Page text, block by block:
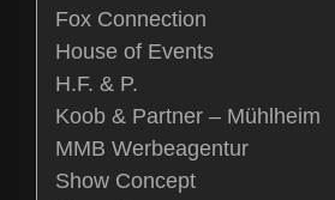
Fox Connection
House of Events
H.F. & P.
Koob & Partner – Mühlheim
MMB Werbeagentur
Show Concept